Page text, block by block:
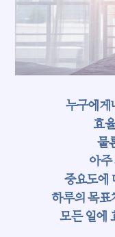
누구에게
효
물
아주
중요도에
하루의 목표
모든 일에